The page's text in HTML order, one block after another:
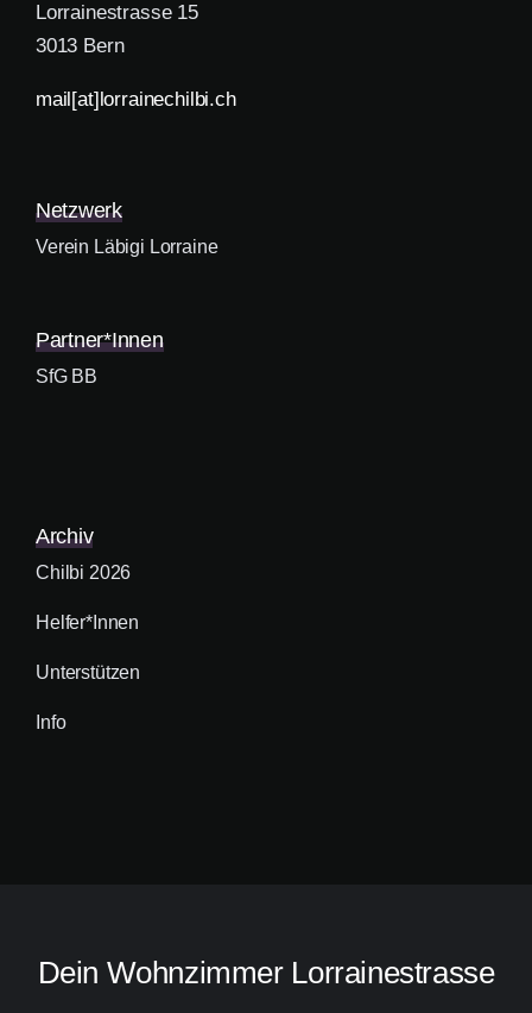
Lorrainestrasse 15
3013 Bern
mail[at]lorrainechilbi.ch
Netzwerk
Verein Läbigi Lorraine
Partner*innen
SfG BB
Archiv
Chilbi 2026
Helfer*innen
Unterstützen
Info
Dein Wohnzimmer Lorrainestrasse